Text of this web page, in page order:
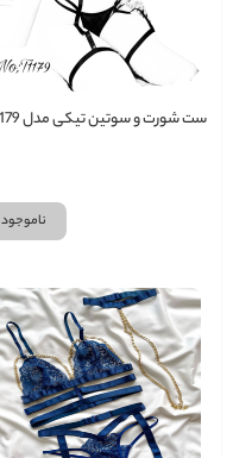
ست شورت و سوتین تیکی مدل T1179
ناموجود